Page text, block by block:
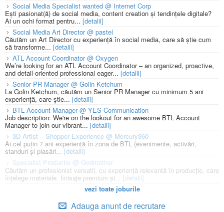
Social Media Specialist wanted @ Internet Corp
Ești pasionat(ă) de social media, content creation și tendințele digitale?
Ai un ochi format pentru... [detalii]
Social Media Art Director @ pastel
Căutăm un Art Director cu experiență în social media, care să știe cum
să transforme... [detalii]
ATL Account Coordinator @ Oxygen
We’re looking for an ATL Account Coordinator – an organized, proactive,
and detail-oriented professional eager... [detalii]
Senior PR Manager @ Golin Ketchum
La Golin Ketchum, căutăm un Senior PR Manager cu minimum 5 ani
experiență, care știe... [detalii]
BTL Account Manager @ YES Communication
Job description: We're on the lookout for an awesome BTL Account
Manager to join our vibrant... [detalii]
3D Artist – Shopper Experience @ Mercury360
Ai cel puțin 7 ani experiență în zona de BTL (evenimente, activări,
standuri și plasări... [detalii]
Specialist Productie @ Godmother
Căutăm un profesionist versatil, cu experiență relevantă în producție, care
înțelege materiale, finisaje premium și... [detalii]
vezi toate joburile
Adauga anunt de recrutare